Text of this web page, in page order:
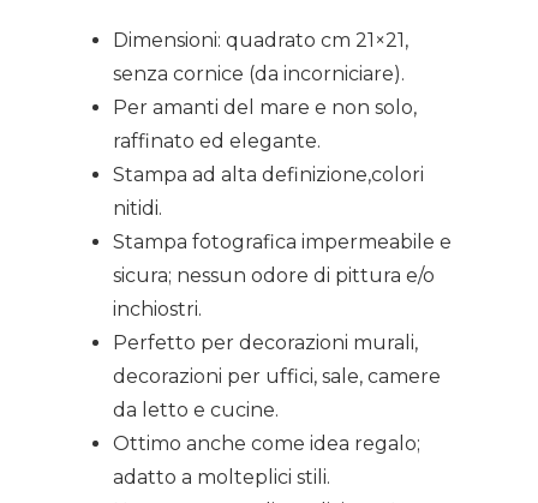
Dimensioni: quadrato cm 21×21,
senza cornice (da incorniciare).
Per amanti del mare e non solo,
raffinato ed elegante.
Stampa ad alta definizione,colori
nitidi.
Stampa fotografica impermeabile e
sicura; nessun odore di pittura e/o
inchiostri.
Perfetto per decorazioni murali,
decorazioni per uffici, sale, camere
da letto e cucine.
Ottimo anche come idea regalo;
adatto a molteplici stili.
Expeditions
Shop
Contacts